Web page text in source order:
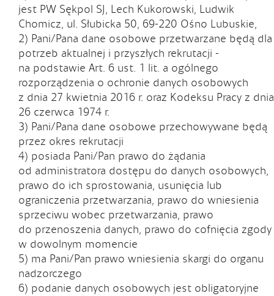
jest PW Sękpol SJ, Lech Kukorowski, Ludwik
Chomicz, ul. Słubicka 50, 69-220 Ośno Lubuskie,
2) Pani/Pana dane osobowe przetwarzane będą dla
potrzeb aktualnej i przyszłych rekrutacji -
na podstawie Art. 6 ust. 1 lit. a ogólnego
rozporządzenia o ochronie danych osobowych
z dnia 27 kwietnia 2016 r. oraz Kodeksu Pracy z dnia
26 czerwca 1974 r.
3) Pani/Pana dane osobowe przechowywane będą
przez okres rekrutacji
4) posiada Pani/Pan prawo do żądania
od administratora dostępu do danych osobowych,
prawo do ich sprostowania, usunięcia lub
ograniczenia przetwarzania, prawo do wniesienia
sprzeciwu wobec przetwarzania, prawo
do przenoszenia danych, prawo do cofnięcia zgody
w dowolnym momencie
5) ma Pani/Pan prawo wniesienia skargi do organu
nadzorczego
6) podanie danych osobowych jest obligatoryjne